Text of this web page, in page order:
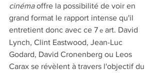
cinéma offre la possibilité de voir en
grand format le rapport intense qu'il
entretient donc avec ce 7 e art. David
Lynch, Clint Eastwood, Jean-Luc
Godard, David Cronenberg ou Leos
Carax se révèlent à travers l'objectif du